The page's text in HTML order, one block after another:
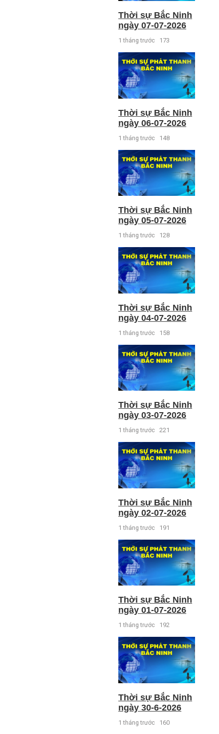
Thời sự Bắc Ninh
ngày 07-07-2026
1 tháng trước 173
Thời sự Bắc Ninh
ngày 06-07-2026
1 tháng trước 148
Thời sự Bắc Ninh
ngày 05-07-2026
1 tháng trước 128
Thời sự Bắc Ninh
ngày 04-07-2026
1 tháng trước 158
Thời sự Bắc Ninh
ngày 03-07-2026
1 tháng trước 221
Thời sự Bắc Ninh
ngày 02-07-2026
1 tháng trước 191
Thời sự Bắc Ninh
ngày 01-07-2026
1 tháng trước 192
Thời sự Bắc Ninh
ngày 30-6-2026
1 tháng trước 160